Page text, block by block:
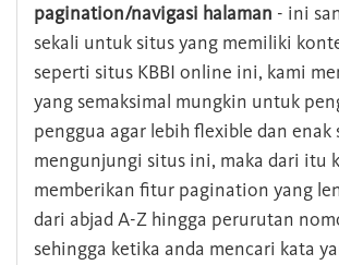
pagination/navigasi halaman - ini
sekali untuk situs yang memiliki
seperti situs KBBI online ini, kami
yang semaksimal mungkin untuk
penggua agar lebih flexible dan enak
mengunjungi situs ini, maka dari itu
memberikan fitur pagination yang
dari abjad A-Z hingga perurutan
sehingga ketika anda mencari kata